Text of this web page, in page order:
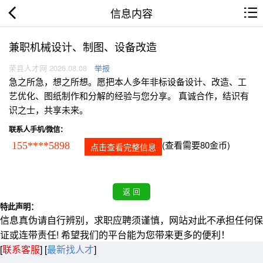
信息内容
兼职机械设计、制图、设备改造
荣县人才网 2026.08.08 举报
急之所急，想之所想。愿把本人多年非标设备设计、改造、工
艺优化、图纸制作和分解的经验与您分享。 真诚合作，结识有
识之士，共享未来。
联系人手机/微信：
155****5898 点击查看完整信息 (查看需要80金币)
特此声明：
信息真伪请自行辨别，求职应聘须谨慎，网站对此不承担任何保
证或连带责任! 希望我们的平台能为您带来更多的便利！
[联系客服] [最新找人才]